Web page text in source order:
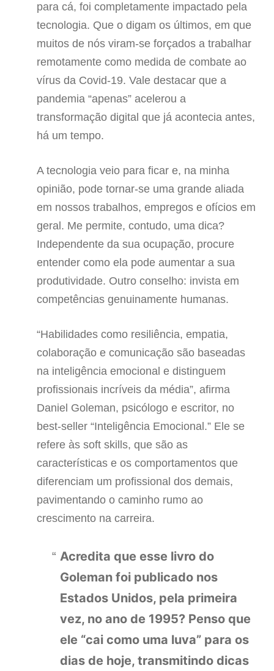
para cá, foi completamente impactado pela
tecnologia. Que o digam os últimos, em que
muitos de nós viram-se forçados a trabalhar
remotamente como medida de combate ao
vírus da Covid-19. Vale destacar que a
pandemia “apenas” acelerou a
transformação digital que já acontecia antes,
há um tempo.
A tecnologia veio para ficar e, na minha
opinião, pode tornar-se uma grande aliada
em nossos trabalhos, empregos e ofícios em
geral. Me permite, contudo, uma dica?
Independente da sua ocupação, procure
entender como ela pode aumentar a sua
produtividade. Outro conselho: invista em
competências genuinamente humanas.
“Habilidades como resiliência, empatia,
colaboração e comunicação são baseadas
na inteligência emocional e distinguem
profissionais incríveis da média”, afirma
Daniel Goleman, psicólogo e escritor, no
best-seller “Inteligência Emocional.” Ele se
refere às soft skills, que são as
características e os comportamentos que
diferenciam um profissional dos demais,
pavimentando o caminho rumo ao
crescimento na carreira.
Acredita que esse livro do
Goleman foi publicado nos
Estados Unidos, pela primeira
vez, no ano de 1995? Penso que
ele “cai como uma luva” para os
dias de hoje, transmitindo dicas